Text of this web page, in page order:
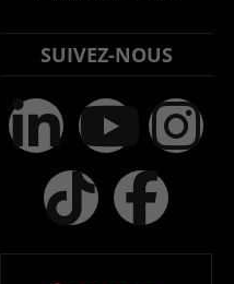
SUIVEZ-NOUS